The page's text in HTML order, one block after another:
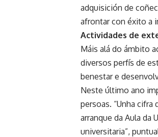
adquisición de
afrontar con éxito a
Actividades de
Máis alá do ámbito
diversos perfís de
benestar e
Neste último ano
persoas. “Unha
arranque da Aula da
universitaria”,